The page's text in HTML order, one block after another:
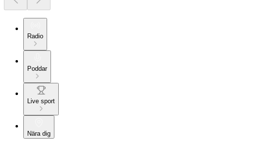
Radio
Poddar
Live sport
Nära dig